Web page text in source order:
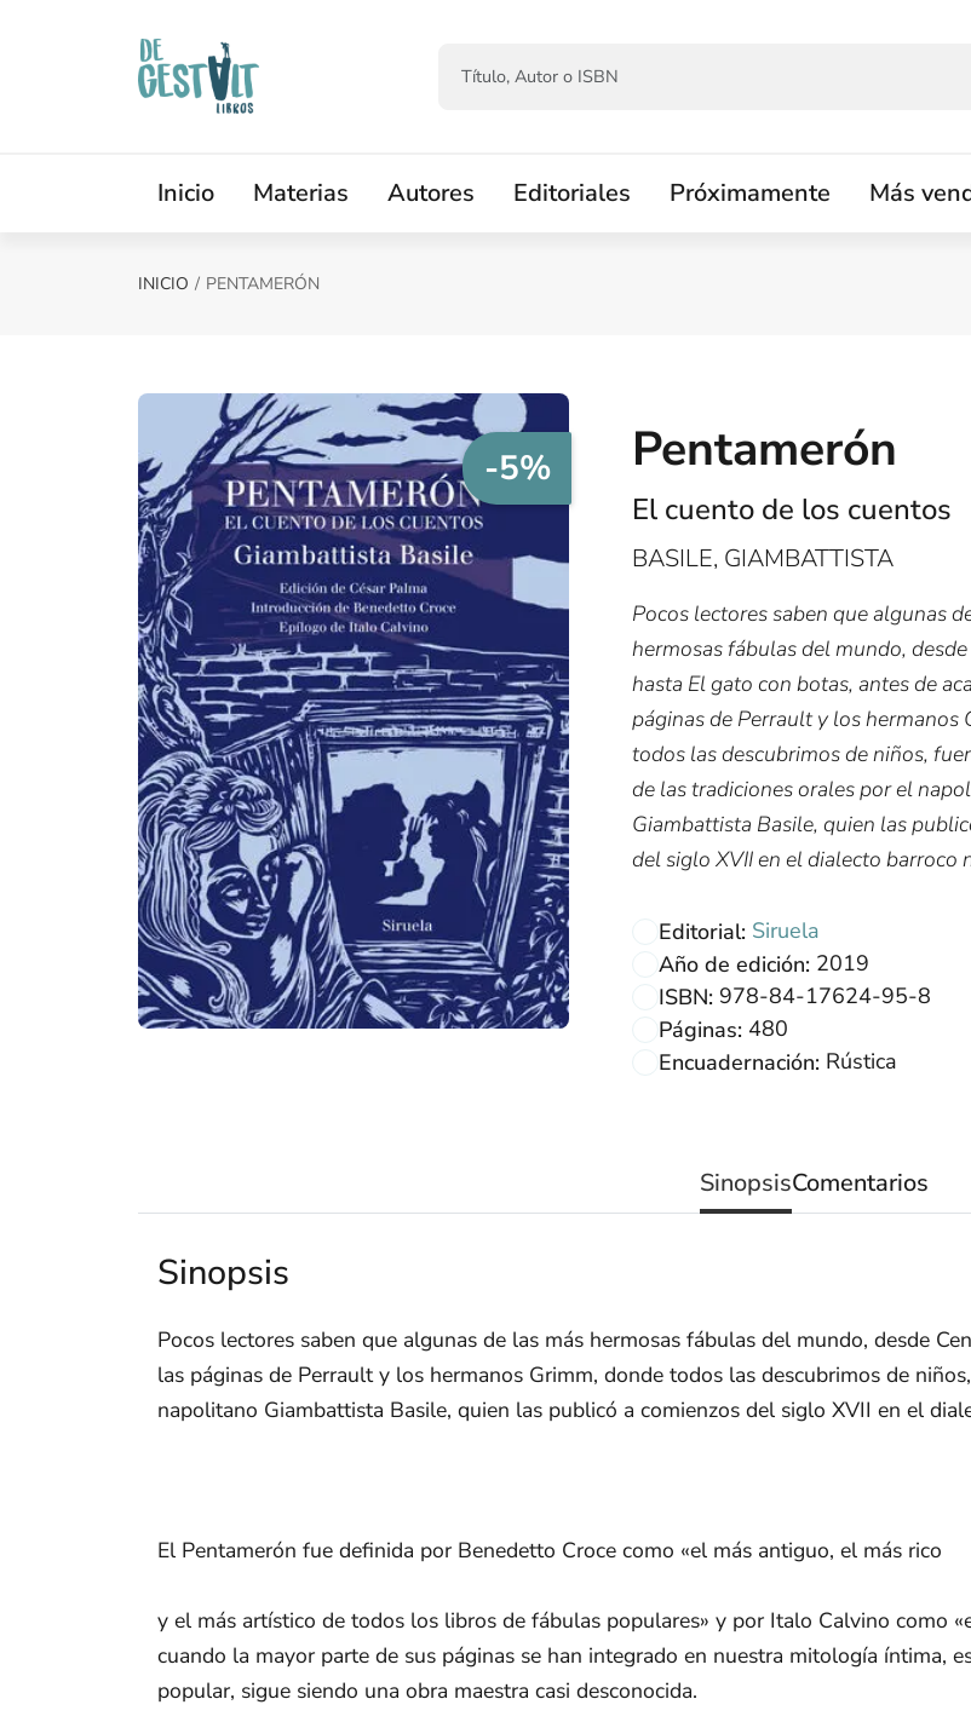
Inicio Materias Autores Editoriales Próximamente Más
INICIO PENTAMERÓN
-5% Pentamerón
El cuento de los cuentos
BASILE, GIAMBATTISTA
Pocos lectores saben que algunas
hermosas fábulas del mundo,
hasta El gato con botas, antes de
páginas de Perrault y los hermanos
todos las descubrimos de niños,
de las tradiciones orales por el
Giambattista Basile, quien las
del siglo XVII en el dialecto barroco
Editorial: Siruela
Año de edición: 2019
ISBN: 978-84-17624-95-8
Páginas: 480
Encuadernación: Rústica
SinopsisComentarios
Sinopsis
Pocos lectores saben que algunas de las más hermosas fábulas del mundo, desde
las páginas de Perrault y los hermanos Grimm, donde todos las descubrimos de
napolitano Giambattista Basile, quien las publicó a comienzos del siglo XVII en el
El Pentamerón fue definida por Benedetto Croce como «el más antiguo, el más rico
y el más artístico de todos los libros de fábulas populares» y por Italo Calvino como
cuando la mayor parte de sus páginas se han integrado en nuestra mitología íntima,
popular, sigue siendo una obra maestra casi desconocida.